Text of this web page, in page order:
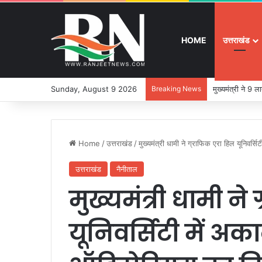
HOME उत्तराखंड
Sunday, August 9 2026 Breaking News मुख्यमंत्री ने 9
Home /उत्तराखंड /मुख्यमंत्री धामी ने ग्राफिक एरा हिल
उत्तराखंड नैनीताल
मुख्यमंत्री धामी ने
यूनिवर्सिटी में